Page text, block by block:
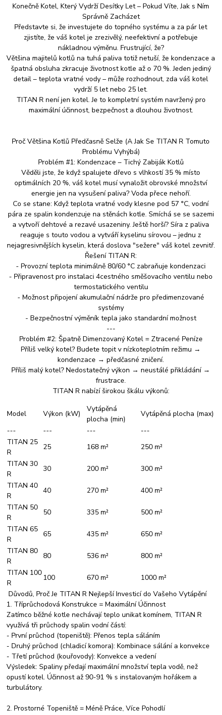
Konečně Kotel, Který Vydrží Desítky Let – Pokud Víte, Jak s Ním
Správně Zacházet
Představte si, že investujete do topného systému a za pár let
zjistíte, že váš kotel je zrezivělý, neefektivní a potřebuje
nákladnou výměnu. Frustrující, že?
Většina majitelů kotlů na tuhá paliva totiž netuší, že kondenzace a
špatná obsluha zkracuje životnost kotle až o 70 %. Jeden jediný
detail – teplota vratné vody – může rozhodnout, zda váš kotel
vydrží 5 let nebo 25 let.
TITAN R není jen kotel. Je to kompletní systém navržený pro
maximální účinnost, bezpečnost a dlouhou životnost.
Proč Většina Kotlů Předčasně Selže (A Jak Se TITAN R Tomuto
Problému Vyhýbá)
Problém #1: Kondenzace – Tichý Zabiják Kotlů
Věděli jste, že když spalujete dřevo s vlhkostí 35 % místo
optimálních 20 %, váš kotel musí vynaložit obrovské množství
energie jen na vysušení paliva? Voda přece nehoří.
Co se stane: Když teplota vratné vody klesne pod 57 °C, vodní
pára ze spalin kondenzuje na stěnách kotle. Smíchá se se sazemi
a vytvoří dehtové a rezavé usazeniny. Ještě horší? Síra z paliva
reaguje s touto vodou a vytváří kyselinu sírovou – jednu z
nejagresivnějších kyselin, která doslova "sežere" váš kotel zevnitř.
Řešení TITAN R:
- Provozní teplota minimálně 80/60 °C zabraňuje kondenzaci
- Připravenost pro instalaci 4cestného směšovacího ventilu nebo
termostatického ventilu
- Možnost připojení akumulační nádrže pro předimenzované
systémy
- Bezpečnostní výměník tepla jako standardní možnost
---
Problém #2: Špatně Dimenzovaný Kotel = Ztracené Peníze
Příliš velký kotel? Budete topit v nízkoteplotním režimu →
kondenzace → předčasné zničení.
Příliš malý kotel? Nedostatečný výkon → neustálé přikládání →
frustrace.
TITAN R nabízí širokou škálu výkonů:
Model Výkon (kW)
Vytápěná
plocha (min)
Vytápěná plocha (max)
---
--- ---
---
TITAN 25
R
25 168 m²
250 m²
TITAN 30
R
30 200 m²
300 m²
TITAN 40
R
40 270 m²
400 m²
TITAN 50
R
50 335 m²
500 m²
TITAN 65
R
65 435 m²
650 m²
TITAN 80
R
80 536 m²
800 m²
TITAN 100
R
100 670 m²
1000 m²
Důvodů, Proč Je TITAN R Nejlepší Investicí do Vašeho Vytápění
1. Tříprůchodová Konstrukce = Maximální Účinnost
Zatímco běžné kotle nechávají teplo unikat komínem, TITAN R
využívá tři průchody spalin vodní částí:
- První průchod (topeniště): Přenos tepla sáláním
- Druhý průchod (chladicí komora): Kombinace sálání a konvekce
- Třetí průchod (kouřovody): Konvekce a vedení
Výsledek: Spaliny předají maximální množství tepla vodě, než
opustí kotel. Účinnost až 90-91 % s instalovaným hořákem a
turbulátory.
2. Prostorné Topeniště = Méně Práce, Více Pohodlí